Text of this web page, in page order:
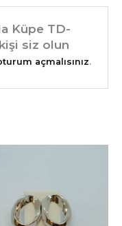
Küpe TD-
siz olun
açmalısınız.